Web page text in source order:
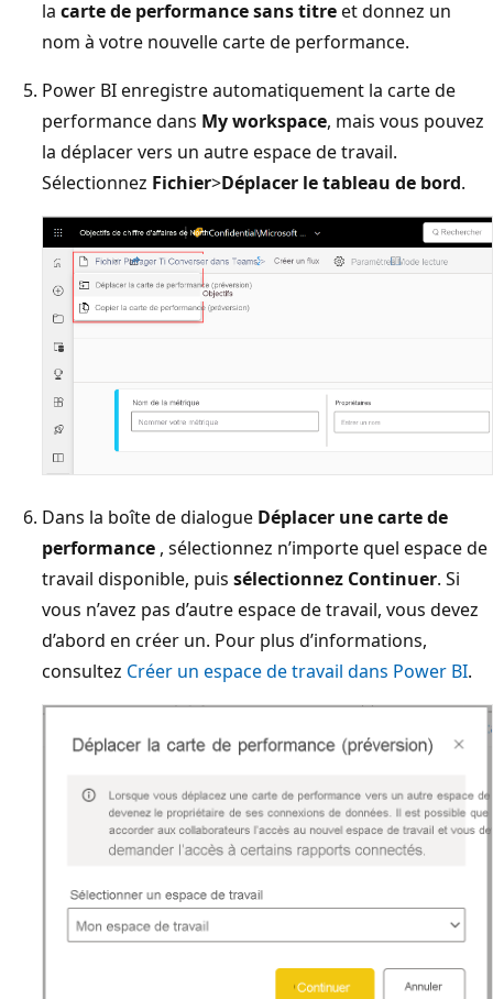
la carte de performance sans titreet donnez un
nom à votre nouvelle carte de performance.
Power BI enregistre automatiquement la carte de
performance dans My workspace, mais vous pouvez
la déplacer vers un autre espace de travail.
Sélectionnez Fichier>Déplacer le tableau de bord.
Dans la boîte de dialogue Déplacer une carte de
performance , sélectionnez n’importe quel espace de
travail disponible, puis sélectionnez Continuer. Si
vous n’avez pas d’autre espace de travail, vous devez
d’abord en créer un. Pour plus d’informations,
consultez Créer un espace de travail dans Power BI.